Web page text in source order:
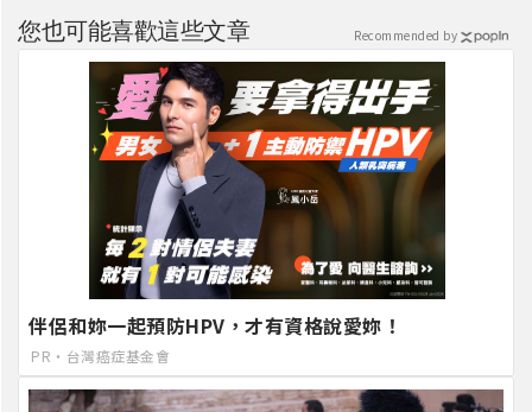
您也可能喜歡這些文章
伴侶和妳一起預防HPV，才有資格說愛妳！
PR・台灣癌症基金會
Recommended by